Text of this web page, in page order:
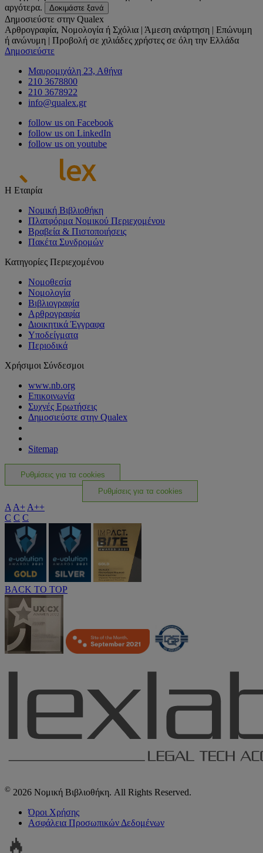
αργότερα.
Δοκιμάστε ξανά
Δημοσιεύστε στην Qualex
Αρθρογραφία, Νομολογία ή Σχόλια | Άμεση ανάρτηση | Επώνυμη
ή ανώνυμη | Προβολή σε χιλιάδες χρήστες σε όλη την Ελλάδα
Δημοσιεύστε
Μαυρομιχάλη 23, Αθήνα
210 3678800
210 3678922
info@qualex.gr
follow us on Facebook
follow us on LinkedIn
follow us on youtube
Η Εταιρία
Νομική Βιβλιοθήκη
Πλατφόρμα Νομικού Περιεχομένου
Βραβεία & Πιστοποιήσεις
Πακέτα Συνδρομών
Κατηγορίες Περιεχομένου
Νομοθεσία
Νομολογία
Βιβλιογραφία
Αρθρογραφία
Διοικητικά Έγγραφα
Υποδείγματα
Περιοδικά
Χρήσιμοι Σύνδεσμοι
www.nb.org
Επικοινωνία
Συχνές Ερωτήσεις
Δημοσιεύστε στην Qualex
Sitemap
Ρυθμίσεις για τα cookies
Ρυθμίσεις για τα cookies
AA+A++
C C C
BACK TO TOP
© 2026 Νομική Βιβλιοθήκη. All Rights Reserved.
Όροι Χρήσης
Ασφάλεια Προσωπικών Δεδομένων